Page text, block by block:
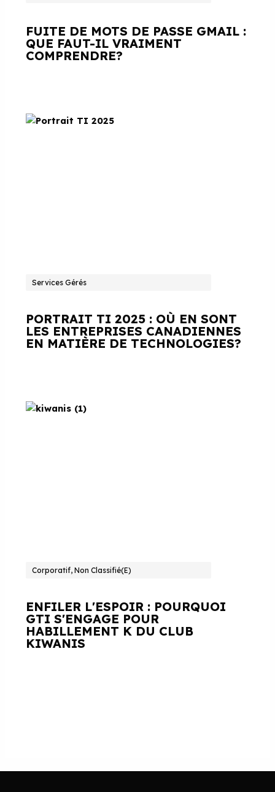
FUITE DE MOTS DE PASSE GMAIL :
QUE FAUT-IL VRAIMENT
COMPRENDRE?
Services Gérés
PORTRAIT TI 2025 : OÙ EN SONT
LES ENTREPRISES CANADIENNES
EN MATIÈRE DE TECHNOLOGIES?
Corporatif, Non Classifié(e)
ENFILER L'ESPOIR : POURQUOI
GTI S'ENGAGE POUR
HABILLEMENT K DU CLUB
KIWANIS